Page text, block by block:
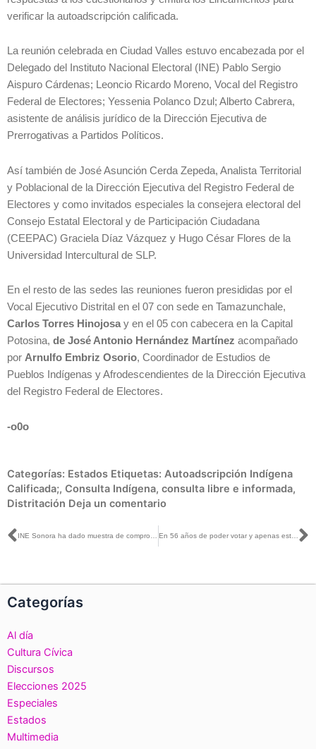
verificar la autoadscripción calificada.
La reunión celebrada en Ciudad Valles estuvo encabezada por el
Delegado del Instituto Nacional Electoral (INE) Pablo Sergio
Aispuro Cárdenas; Leoncio Ricardo Moreno, Vocal del Registro
Federal de Electores; Yessenia Polanco Dzul; Alberto Cabrera,
asistente de análisis jurídico de la Dirección Ejecutiva de
Prerrogativas a Partidos Políticos.
Así también de José Asunción Cerda Zepeda, Analista Territorial
y Poblacional de la Dirección Ejecutiva del Registro Federal de
Electores y como invitados especiales la consejera electoral del
Consejo Estatal Electoral y de Participación Ciudadana
(CEEPAC) Graciela Díaz Vázquez y Hugo César Flores de la
Universidad Intercultural de SLP.
En el resto de las sedes las reuniones fueron presididas por el
Vocal Ejecutivo Distrital en el 07 con sede en Tamazunchale,
Carlos Torres Hinojosay en el 05 con cabecera en la Capital
Potosina, de José Antonio Hernández Martínez acompañado
por Arnulfo Embriz Osorio, Coordinador de Estudios de
Pueblos Indígenas y Afrodescendientes de la Dirección Ejecutiva
del Registro Federal de Electores.
-o0o
Categorías: Estados Etiquetas: Autoadscripción Indígena
Calificada;, Consulta Indígena, consulta libre e informada,
Distritación Deja un comentario
Ant INE Sonora ha dado muestra de compromiso y profesionalismo técnico, logístico y operativo: Martín Faz Mora En 56 años de poder votar y apenas estamos logrando paridad para ser votadas en igualdad de condiciones: Norma De La Cruz con Adriana Pérez Cañedo
Categorías
Al día
Cultura Cívica
Discursos
Elecciones 2025
Especiales
Estados
Multimedia